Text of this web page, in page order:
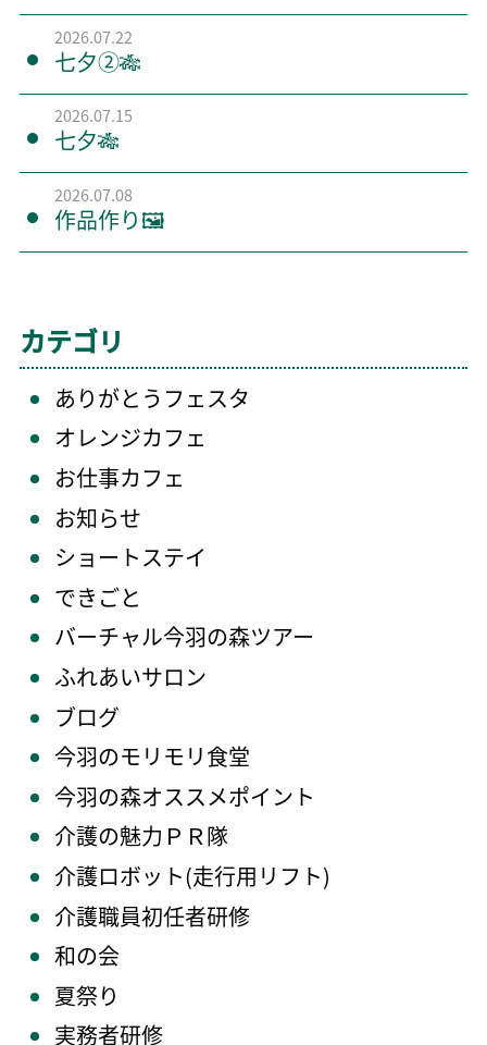
2026.07.22
七夕②🎋
2026.07.15
七夕🎋
2026.07.08
作品作り🖼️
カテゴリ
ありがとうフェスタ
オレンジカフェ
お仕事カフェ
お知らせ
ショートステイ
できごと
バーチャル今羽の森ツアー
ふれあいサロン
ブログ
今羽のモリモリ食堂
今羽の森オススメポイント
介護の魅力ＰＲ隊
介護ロボット(走行用リフト)
介護職員初任者研修
和の会
夏祭り
実務者研修